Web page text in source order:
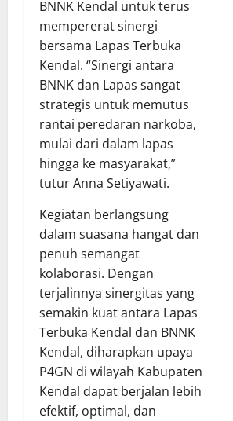
BNNK Kendal untuk terus
mempererat sinergi
bersama Lapas Terbuka
Kendal. “Sinergi antara
BNNK dan Lapas sangat
strategis untuk memutus
rantai peredaran narkoba,
mulai dari dalam lapas
hingga ke masyarakat,”
tutur Anna Setiyawati.
Kegiatan berlangsung
dalam suasana hangat dan
penuh semangat
kolaborasi. Dengan
terjalinnya sinergitas yang
semakin kuat antara Lapas
Terbuka Kendal dan BNNK
Kendal, diharapkan upaya
P4GN di wilayah Kabupaten
Kendal dapat berjalan lebih
efektif, optimal, dan